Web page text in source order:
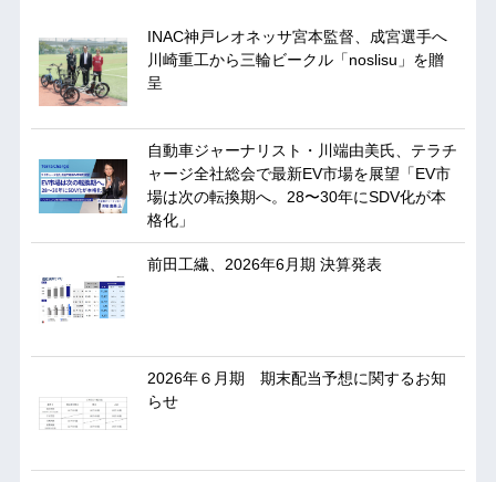
INAC神戸レオネッサ宮本監督、成宮選手へ
川崎重工から三輪ビークル「noslisu」を贈
呈
自動車ジャーナリスト・川端由美氏、テラチ
ャージ全社総会で最新EV市場を展望「EV市
場は次の転換期へ。28〜30年にSDV化が本
格化」
前田工繊、2026年6月期 決算発表
2026年６月期 期末配当予想に関するお知
らせ